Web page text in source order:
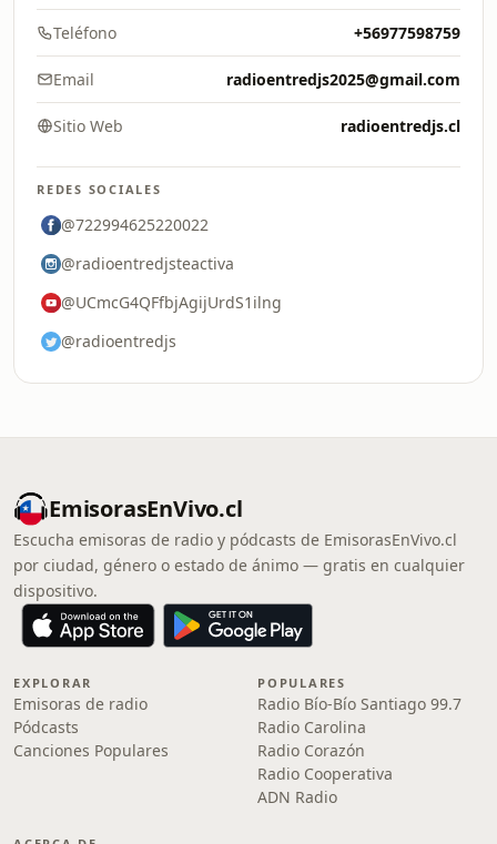
Teléfono +56977598759
Email radioentredjs2025@gmail.com
Sitio Web radioentredjs.cl
REDES SOCIALES
@722994625220022
@radioentredjsteactiva
@UCmcG4QFfbjAgijUrdS1ilng
@radioentredjs
EmisorasEnVivo.cl
Escucha emisoras de radio y pódcasts de EmisorasEnVivo.cl
por ciudad, género o estado de ánimo — gratis en cualquier
dispositivo.
EXPLORAR
Emisoras de radio
Pódcasts
Canciones Populares
POPULARES
Radio Bío-Bío Santiago 99.7
Radio Carolina
Radio Corazón
Radio Cooperativa
ADN Radio